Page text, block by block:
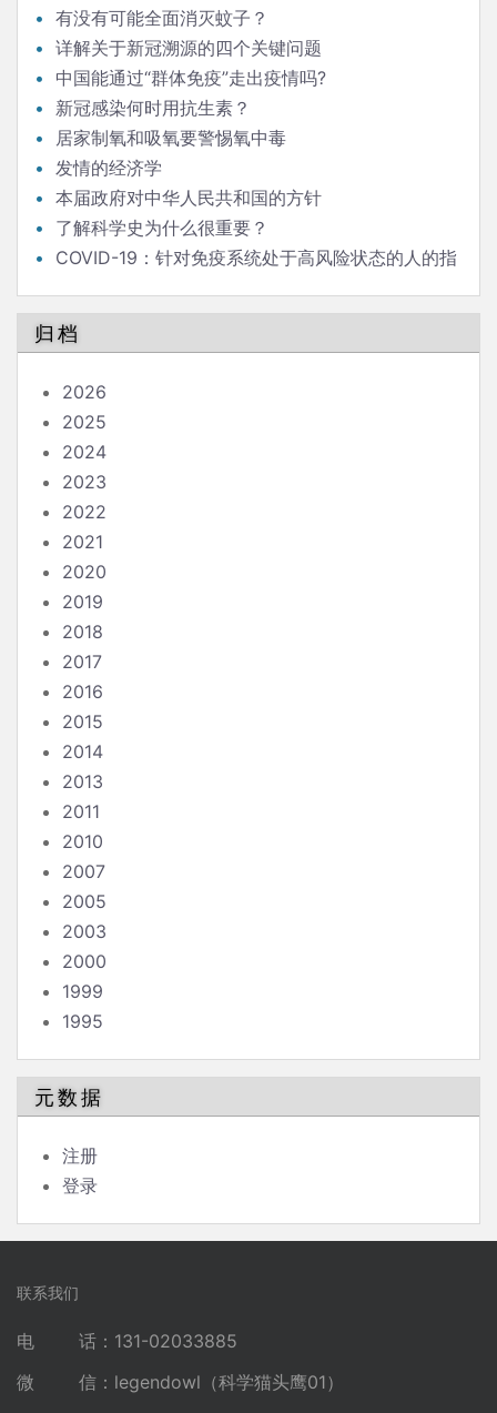
有没有可能全面消灭蚊子？
详解关于新冠溯源的四个关键问题
中国能通过“群体免疫”走出疫情吗?
新冠感染何时用抗生素？
居家制氧和吸氧要警惕氧中毒
发情的经济学
本届政府对中华人民共和国的方针
了解科学史为什么很重要？
COVID-19：针对免疫系统处于高风险状态的人的指
归档
2026
2025
2024
2023
2022
2021
2020
2019
2018
2017
2016
2015
2014
2013
2011
2010
2007
2005
2003
2000
1999
1995
元数据
注册
登录
联系我们
电 话：131-02033885
微 信：legendowl（科学猫头鹰01）